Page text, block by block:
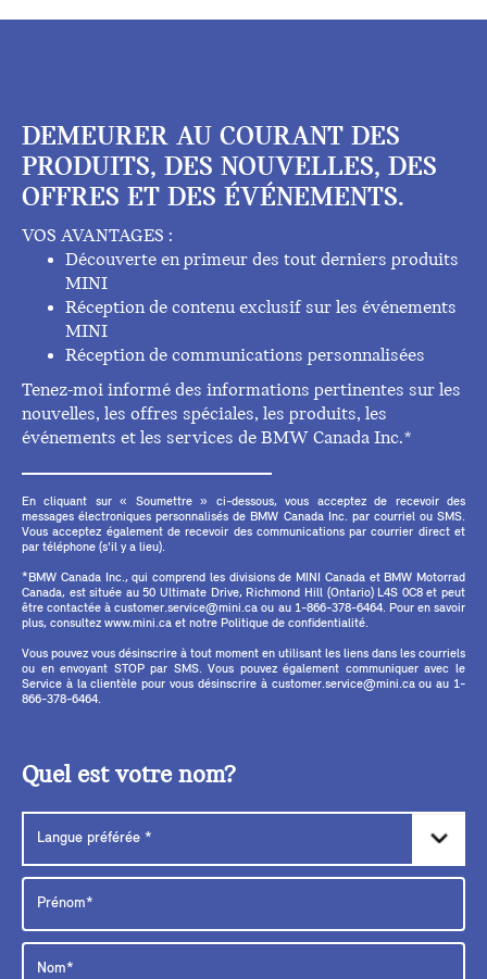
DEMEURER AU COURANT DES
PRODUITS, DES NOUVELLES, DES
OFFRES ET DES ÉVÉNEMENTS.
VOS AVANTAGES :
Découverte en primeur des tout derniers produits
MINI
Réception de contenu exclusif sur les événements
MINI
Réception de communications personnalisées
Tenez-moi informé des informations pertinentes sur les
nouvelles, les offres spéciales, les produits, les
événements et les services de BMW Canada Inc.*
En cliquant sur « Soumettre » ci-dessous, vous acceptez de recevoir des
messages électroniques personnalisés de BMW Canada Inc. par courriel ou SMS.
Vous acceptez également de recevoir des communications par courrier direct et
par téléphone (s'il y a lieu).
*BMW Canada Inc., qui comprend les divisions de MINI Canada et BMW Motorrad
Canada, est située au 50 Ultimate Drive, Richmond Hill (Ontario) L4S 0C8 et peut
être contactée à customer.service@mini.ca ou au 1-866-378-6464. Pour en savoir
plus, consultez www.mini.ca et notre Politique de confidentialité.
Vous pouvez vous désinscrire à tout moment en utilisant les liens dans les courriels
ou en envoyant STOP par SMS. Vous pouvez également communiquer avec le
Service à la clientèle pour vous désinscrire à customer.service@mini.ca ou au 1-
866-378-6464.
Quel est votre nom?